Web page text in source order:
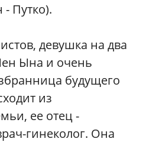
Путко).
девушка на два
Ына и очень
будущего
из
ее отец -
гинеколог. Она